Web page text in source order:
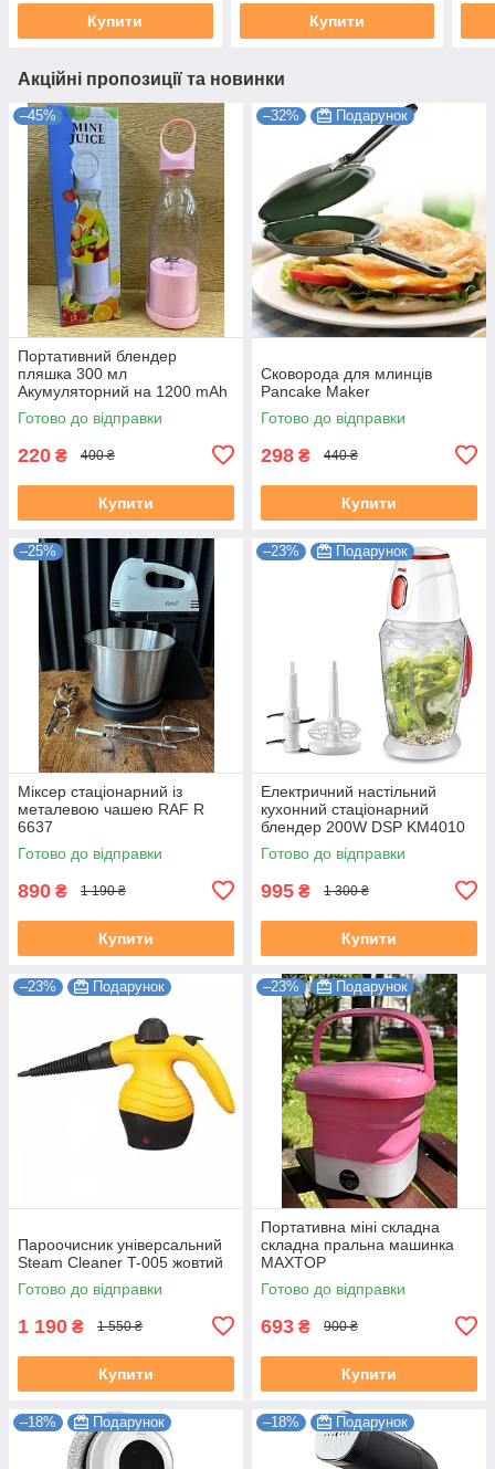
Купити Купити
Акційні пропозиції та новинки
–45%
Портативний блендер
пляшка 300 мл
Акумуляторний на 1200 mAh
Рожевий
Готово до відправки
220 ₴ 400 ₴
Купити
–32% Подарунок
Сковорода для млинців
Pancake Maker
Готово до відправки
298 ₴ 440 ₴
Купити
–25%
Міксер стаціонарний із
металевою чашею RAF R
6637
Готово до відправки
890 ₴ 1 190 ₴
Купити
–23% Подарунок
Електричний настільний
кухонний стаціонарний
блендер 200W DSP KM4010
Готово до відправки
995 ₴ 1 300 ₴
Купити
–23% Подарунок
Пароочисник універсальний
Steam Cleaner T-005 жовтий
Готово до відправки
1 190 ₴ 1 550 ₴
Купити
–23% Подарунок
Портативна міні складна
складна пральна машинка
MAXTOP
Готово до відправки
693 ₴ 900 ₴
Купити
–18% Подарунок –18% Подарунок